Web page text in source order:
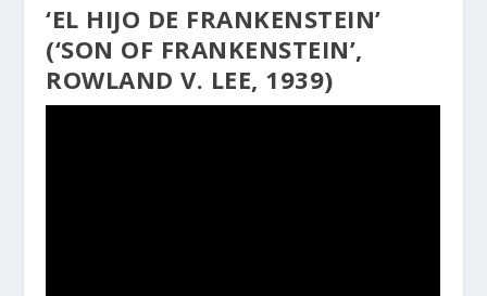
‘EL HIJO DE FRANKENSTEIN’
(‘SON OF FRANKENSTEIN’,
ROWLAND V. LEE, 1939)